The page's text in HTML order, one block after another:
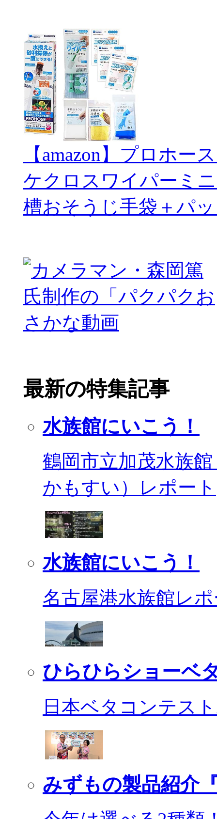
【amazon】プロホー
ケクロスワイパーミ
槽おそうじ手袋＋パ
最新の特集記事
水族館にいこう！
鶴岡市立加茂水族
かもすい）レポート
水族館にいこう！
名古屋港水族館レ
ひらひらショーベ
日本ベタコンテス
みずもの製品紹介